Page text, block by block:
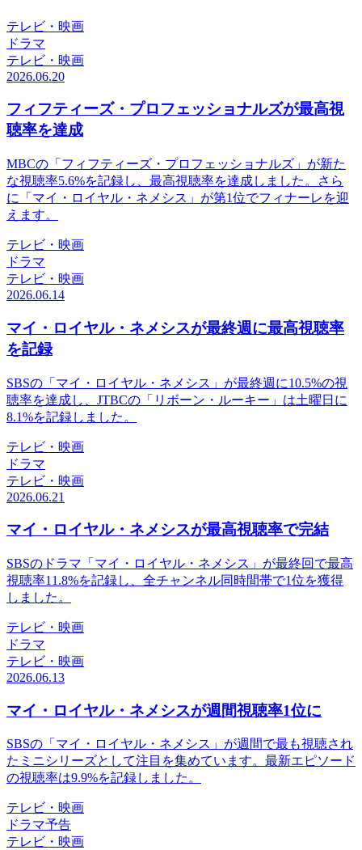
テレビ・映画
ドラマ
テレビ・映画
2026.06.20
フィフティーズ・プロフェッショナルズが最高視
聴率を達成
MBCの「フィフティーズ・プロフェッショナルズ」が新た
な視聴率5.6%を記録し、最高視聴率を達成しました。さら
に「マイ・ロイヤル・ネメシス」が第1位でフィナーレを迎
えます。
テレビ・映画
ドラマ
テレビ・映画
2026.06.14
マイ・ロイヤル・ネメシスが最終週に最高視聴率
を記録
SBSの「マイ・ロイヤル・ネメシス」が最終週に10.5%の視
聴率を達成し、JTBCの「リボーン・ルーキー」は土曜日に
8.1%を記録しました。
テレビ・映画
ドラマ
テレビ・映画
2026.06.21
マイ・ロイヤル・ネメシスが最高視聴率で完結
SBSのドラマ「マイ・ロイヤル・ネメシス」が最終回で最高
視聴率11.8%を記録し、全チャンネル同時間帯で1位を獲得
しました。
テレビ・映画
ドラマ
テレビ・映画
2026.06.13
マイ・ロイヤル・ネメシスが週間視聴率1位に
SBSの「マイ・ロイヤル・ネメシス」が週間で最も視聴され
たミニシリーズとして注目を集めています。最新エピソード
の視聴率は9.9%を記録しました。
テレビ・映画
ドラマ予告
テレビ・映画